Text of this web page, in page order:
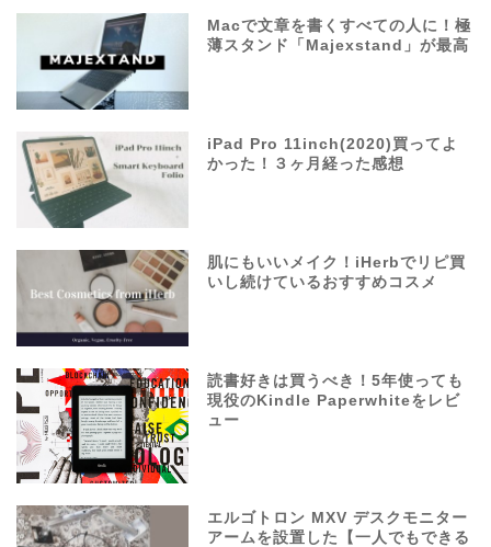
Macで文章を書くすべての人に！極
薄スタンド「Majexstand」が最高
iPad Pro 11inch(2020)買ってよ
かった！３ヶ月経った感想
肌にもいいメイク！iHerbでリピ買
いし続けているおすすめコスメ
読書好きは買うべき！5年使っても
現役のKindle Paperwhiteをレビ
ュー
エルゴトロン MXV デスクモニター
アームを設置した【一人でもできる